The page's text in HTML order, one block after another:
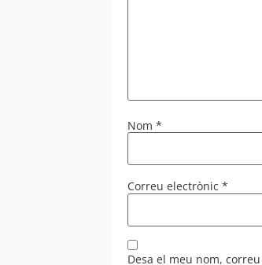
Nom *
Correu electrònic *
Desa el meu nom,